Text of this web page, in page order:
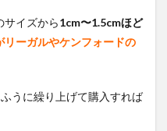
サイズから1cm〜1.5cmほど
リーガルやケンフォードの
うに繰り上げて購入すれば